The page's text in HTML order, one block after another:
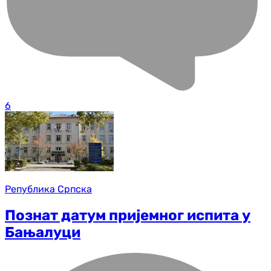
6
Република Српска
Познат датум пријемног испита у
Бањалуци